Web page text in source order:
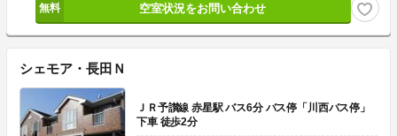
空室状況をお問い合わせ
シェモア・長田Ｎ
ＪＲ予讃線 赤星駅 バス6分 バス停「川西バス停」
下車 徒歩2分